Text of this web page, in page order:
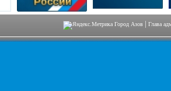
Город Азов | Глава